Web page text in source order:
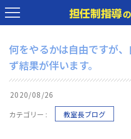
何をやるかは自由ですが
ず結果が伴います。
2020/08/26
カテゴリー :
教室長ブログ